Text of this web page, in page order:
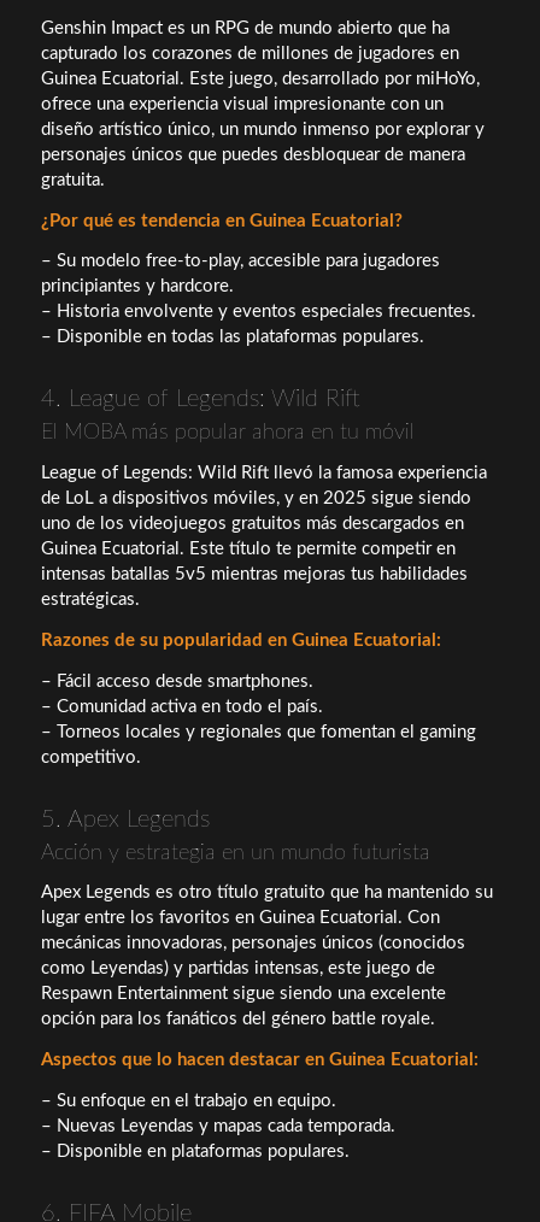
Genshin Impact es un RPG de mundo abierto que ha
capturado los corazones de millones de jugadores en
Guinea Ecuatorial. Este juego, desarrollado por miHoYo,
ofrece una experiencia visual impresionante con un
diseño artístico único, un mundo inmenso por explorar y
personajes únicos que puedes desbloquear de manera
gratuita.
¿Por qué es tendencia en Guinea Ecuatorial?
– Su modelo free-to-play, accesible para jugadores
principiantes y hardcore.
– Historia envolvente y eventos especiales frecuentes.
– Disponible en todas las plataformas populares.
4. League of Legends: Wild Rift
El MOBA más popular ahora en tu móvil
League of Legends: Wild Rift llevó la famosa experiencia
de LoL a dispositivos móviles, y en 2025 sigue siendo
uno de los videojuegos gratuitos más descargados en
Guinea Ecuatorial. Este título te permite competir en
intensas batallas 5v5 mientras mejoras tus habilidades
estratégicas.
Razones de su popularidad en Guinea Ecuatorial:
– Fácil acceso desde smartphones.
– Comunidad activa en todo el país.
– Torneos locales y regionales que fomentan el gaming
competitivo.
5. Apex Legends
Acción y estrategia en un mundo futurista
Apex Legends es otro título gratuito que ha mantenido su
lugar entre los favoritos en Guinea Ecuatorial. Con
mecánicas innovadoras, personajes únicos (conocidos
como Leyendas) y partidas intensas, este juego de
Respawn Entertainment sigue siendo una excelente
opción para los fanáticos del género battle royale.
Aspectos que lo hacen destacar en Guinea Ecuatorial:
– Su enfoque en el trabajo en equipo.
– Nuevas Leyendas y mapas cada temporada.
– Disponible en plataformas populares.
6. FIFA Mobile